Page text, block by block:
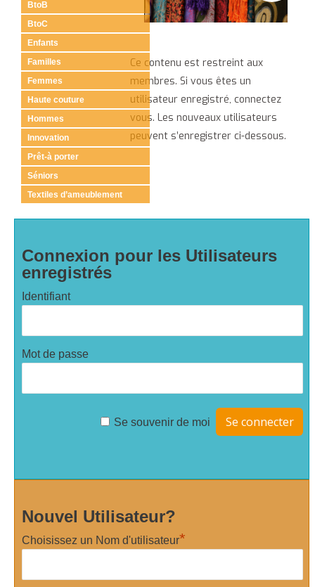
BtoB
BtoC
Enfants
Familles
Femmes
Haute couture
Hommes
Innovation
Prêt-à porter
Séniors
Textiles d’ameublement
Ce contenu est restreint aux
membres. Si vous êtes un
utilisateur enregistré, connectez
vous. Les nouveaux utilisateurs
peuvent s’enregistrer ci-dessous.
Connexion pour les Utilisateurs
enregistrés
Identifiant
Mot de passe
Se souvenir de moi
Nouvel Utilisateur?
Choisissez un Nom d'utilisateur*